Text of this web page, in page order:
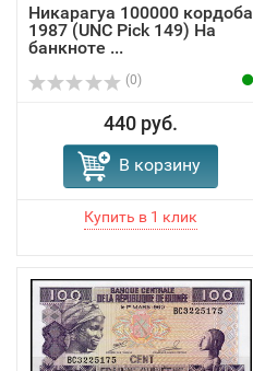
Никарагуа 100000 кордоба
1987 (UNC Pick 149) На
банкноте ...
(0)
440 руб.
В корзину